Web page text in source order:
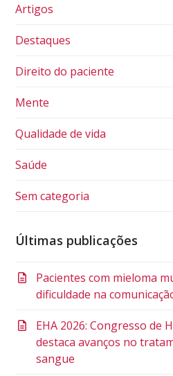
Artigos
Destaques
Direito do paciente
Mente
Qualidade de vida
Saúde
Sem categoria
Últimas publicações
Pacientes com mieloma
dificuldade na
EHA 2026: Congresso de
destaca avanços no
sangue